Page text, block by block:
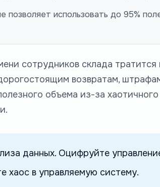
позволяет использовать до 95%
сотрудников склада
возвратам,
объема из-за
данных. Оцифруйте
хаос в управляемую систему.